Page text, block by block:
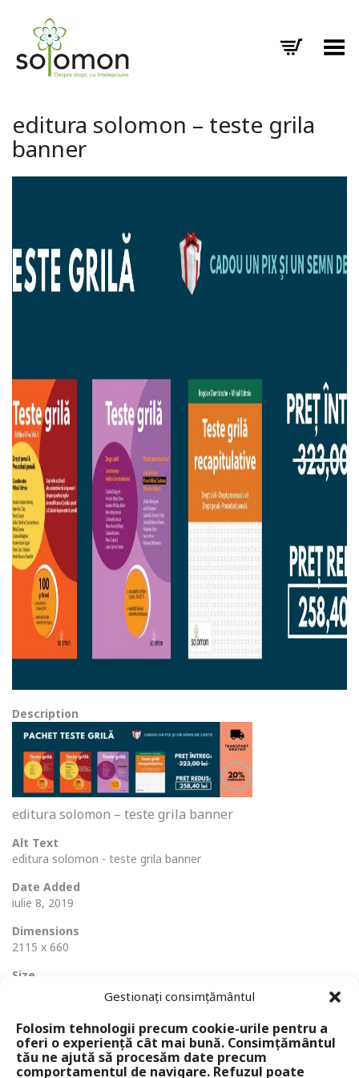
Gestionați consimțământul
Folosim tehnologii precum cookie-urile pentru a
oferi o experiență cât mai bună. Consimțământul
tău ne ajută să procesăm date precum
comportamentul de navigare. Refuzul poate
Toggle Menu
editura solomon – teste grila
banner
Description
editura solomon – teste grila banner
Alt Text
editura solomon - teste grila banner
Date Added
iulie 8, 2019
Dimensions
2115 x 660
Size